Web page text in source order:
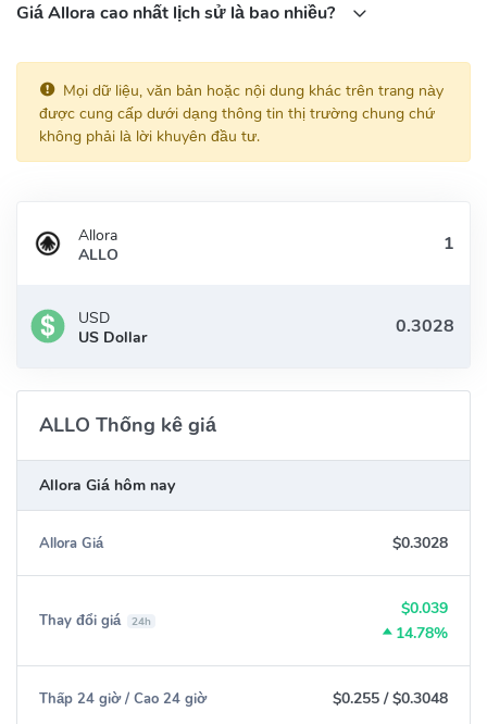
Giá Allora cao nhất lịch sử là bao nhiều?
Mọi dữ liệu, văn bản hoặc nội dung khác trên trang này
được cung cấp dưới dạng thông tin thị trường chung chứ
không phải là lời khuyên đầu tư.
Allora
ALLO
USD
US Dollar
ALLO Thống kê giá
Allora Giá hôm nay
Allora Giá $0.3028
Thay đổi giá 24h
$0.039
14.78%
Thấp 24 giờ / Cao 24 giờ $0.255 /$0.3048